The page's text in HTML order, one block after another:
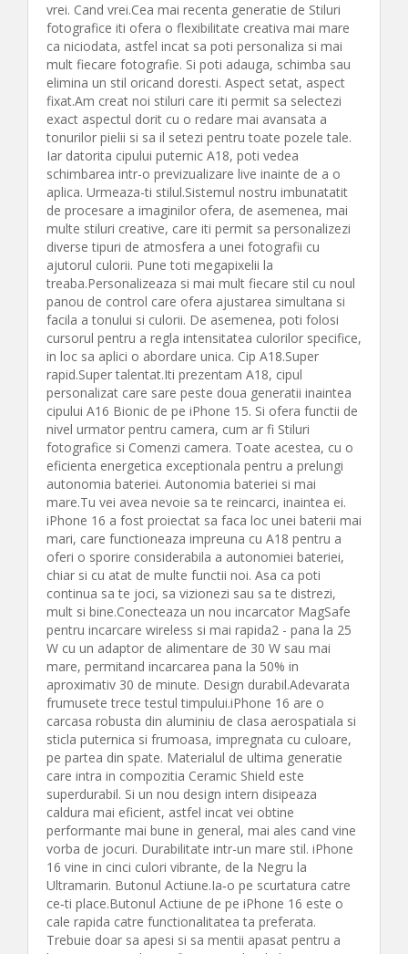
vrei. Cand vrei.Cea mai recenta generatie de Stiluri
fotografice iti ofera o flexibilitate creativa mai mare
ca niciodata, astfel incat sa poti personaliza si mai
mult fiecare fotografie. Si poti adauga, schimba sau
elimina un stil oricand doresti. Aspect setat, aspect
fixat.Am creat noi stiluri care iti permit sa selectezi
exact aspectul dorit cu o redare mai avansata a
tonurilor pielii si sa il setezi pentru toate pozele tale.
Iar datorita cipului puternic A18, poti vedea
schimbarea intr-o previzualizare live inainte de a o
aplica. Urmeaza-ti stilul.Sistemul nostru imbunatatit
de procesare a imaginilor ofera, de asemenea, mai
multe stiluri creative, care iti permit sa personalizezi
diverse tipuri de atmosfera a unei fotografii cu
ajutorul culorii. Pune toti megapixelii la
treaba.Personalizeaza si mai mult fiecare stil cu noul
panou de control care ofera ajustarea simultana si
facila a tonului si culorii. De asemenea, poti folosi
cursorul pentru a regla intensitatea culorilor specifice,
in loc sa aplici o abordare unica. Cip A18.Super
rapid.Super talentat.Iti prezentam A18, cipul
personalizat care sare peste doua generatii inaintea
cipului A16 Bionic de pe iPhone 15. Si ofera functii de
nivel urmator pentru camera, cum ar fi Stiluri
fotografice si Comenzi camera. Toate acestea, cu o
eficienta energetica exceptionala pentru a prelungi
autonomia bateriei. Autonomia bateriei si mai
mare.Tu vei avea nevoie sa te reincarci, inaintea ei.
iPhone 16 a fost proiectat sa faca loc unei baterii mai
mari, care functioneaza impreuna cu A18 pentru a
oferi o sporire considerabila a autonomiei bateriei,
chiar si cu atat de multe functii noi. Asa ca poti
continua sa te joci, sa vizionezi sau sa te distrezi,
mult si bine.Conecteaza un nou incarcator MagSafe
pentru incarcare wireless si mai rapida2 - pana la 25
W cu un adaptor de alimentare de 30 W sau mai
mare, permitand incarcarea pana la 50% in
aproximativ 30 de minute. Design durabil.Adevarata
frumusete trece testul timpului.iPhone 16 are o
carcasa robusta din aluminiu de clasa aerospatiala si
sticla puternica si frumoasa, impregnata cu culoare,
pe partea din spate. Materialul de ultima generatie
care intra in compozitia Ceramic Shield este
superdurabil. Si un nou design intern disipeaza
caldura mai eficient, astfel incat vei obtine
performante mai bune in general, mai ales cand vine
vorba de jocuri. Durabilitate intr-un mare stil. iPhone
16 vine in cinci culori vibrante, de la Negru la
Ultramarin. Butonul Actiune.Ia‑o pe scurtatura catre
ce‑ti place.Butonul Actiune de pe iPhone 16 este o
cale rapida catre functionalitatea ta preferata.
Trebuie doar sa apesi si sa mentii apasat pentru a